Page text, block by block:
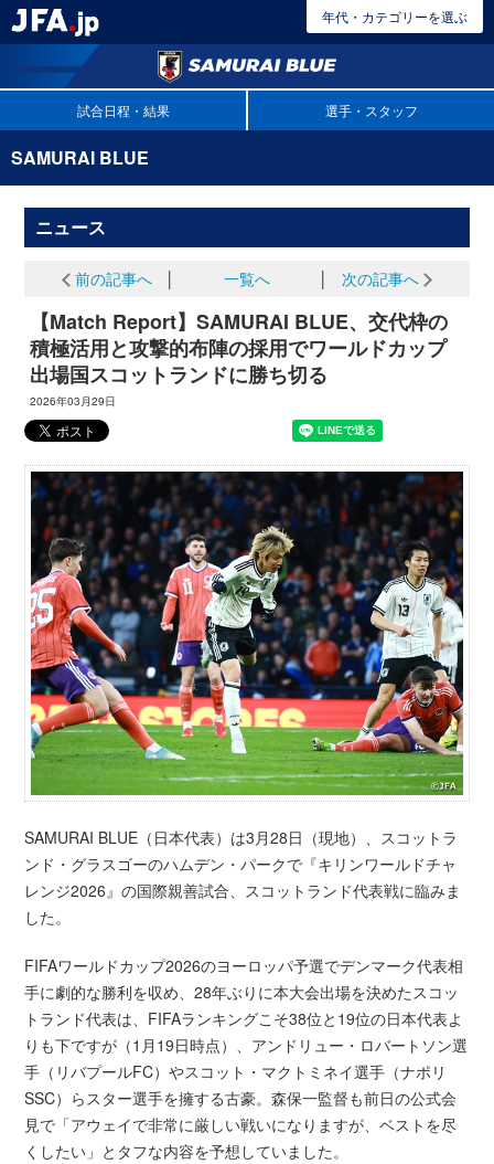
年代・カテゴリーを選ぶ
試合日程・結果 選手・スタッフ
SAMURAI BLUE
ニュース
前の記事へ 一覧へ 次の記事へ
【Match Report】SAMURAI BLUE、交代枠の
積極活用と攻撃的布陣の採用でワールドカップ
出場国スコットランドに勝ち切る
2026年03月29日
SAMURAI BLUE（日本代表）は3月28日（現地）、スコットラ
ンド・グラスゴーのハムデン・パークで『キリンワールドチャ
レンジ2026』の国際親善試合、スコットランド代表戦に臨みま
した。
FIFAワールドカップ2026のヨーロッパ予選でデンマーク代表相
手に劇的な勝利を収め、28年ぶりに本大会出場を決めたスコッ
トランド代表は、FIFAランキングこそ38位と19位の日本代表よ
りも下ですが（1月19日時点）、アンドリュー・ロバートソン選
手（リバプールFC）やスコット・マクトミネイ選手（ナポリ
SSC）らスター選手を擁する古豪。森保一監督も前日の公式会
見で「アウェイで非常に厳しい戦いになりますが、ベストを尽
くしたい」とタフな内容を予想していました。